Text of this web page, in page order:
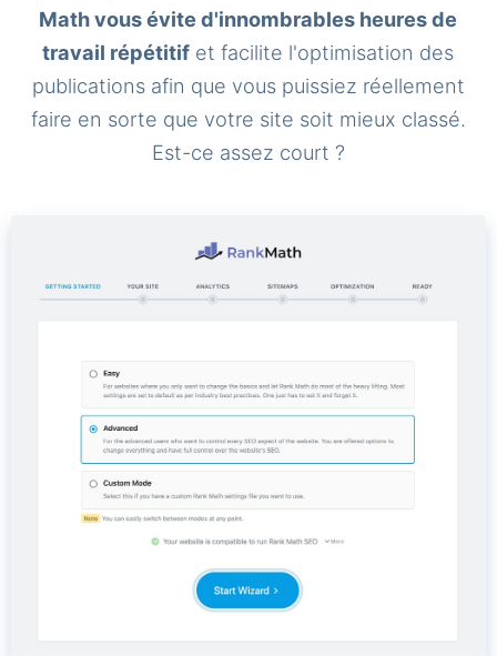
Math vous évite d'innombrables heures de
travail répétitif et facilite l'optimisation des
publications afin que vous puissiez réellement
faire en sorte que votre site soit mieux classé.
Est-ce assez court ?